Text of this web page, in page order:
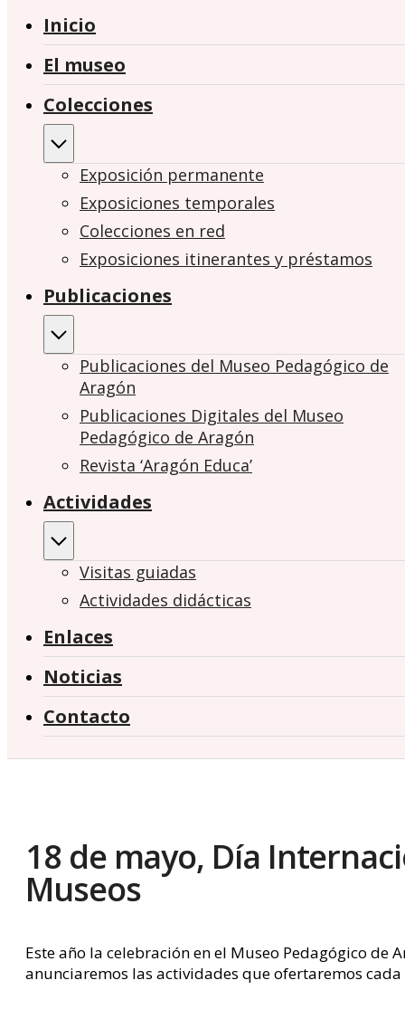
Inicio
El museo
Colecciones
Exposición permanente
Exposiciones temporales
Colecciones en red
Exposiciones itinerantes y préstamos
Publicaciones
Publicaciones del Museo Pedagógico de
Aragón
Publicaciones Digitales del Museo
Pedagógico de Aragón
Revista ‘Aragón Educa’
Actividades
Visitas guiadas
Actividades didácticas
Enlaces
Noticias
Contacto
18 de mayo, Día
Museos
Este año la celebración en el Museo Pedagógico
anunciaremos las actividades que ofertaremos cada